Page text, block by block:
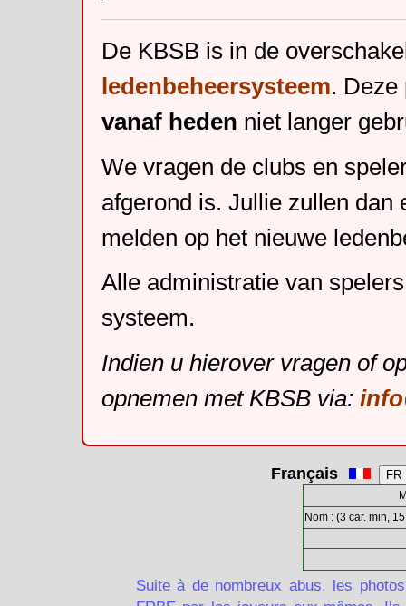
De KBSB is in de
ledenbeheersysteem. Deze
vanaf heden niet langer
We vragen de clubs en
afgerond is. Jullie zullen dan
melden op het nieuwe
Alle administratie van
systeem.
Indien u hierover vragen of
opnemen met KBSB via:
Français
Nom : (3 car. min,
Suite à de nombreux abus, les